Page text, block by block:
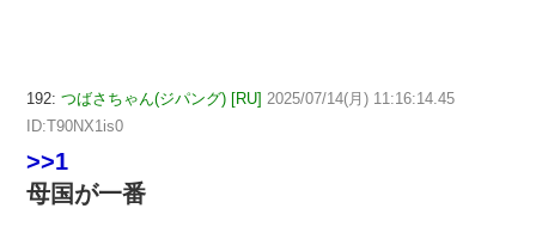
192: つばさちゃん(ジパング) [RU] 2025/07/14(月) 11:16:14.45
ID:T90NX1is0
>>1
母国が一番